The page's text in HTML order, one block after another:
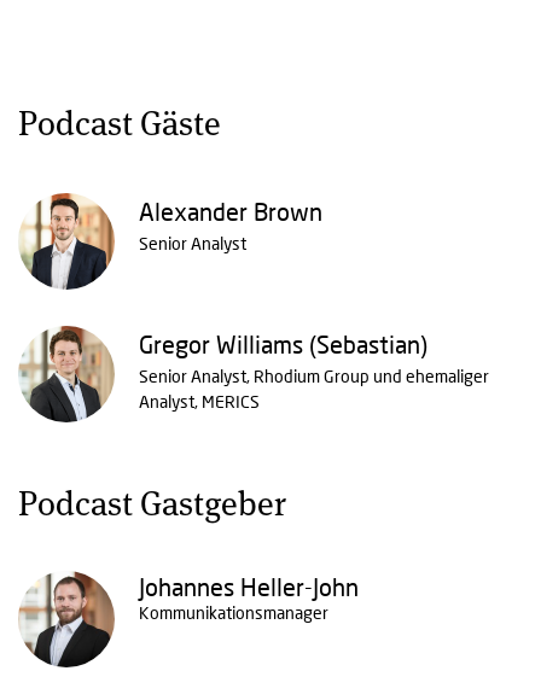
Podcast Gäste
Alexander Brown
Senior Analyst
Gregor Williams (Sebastian)
Senior Analyst, Rhodium Group und ehemaliger
Analyst, MERICS
Podcast Gastgeber
Johannes Heller-John
Kommunikationsmanager